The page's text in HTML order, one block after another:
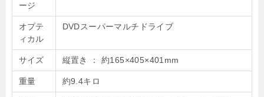
ージ
オプテ
ィカル
DVDスーパーマルチドライブ
サイズ 縦置き ： 約165×405×401mm
重量 約9.4キロ